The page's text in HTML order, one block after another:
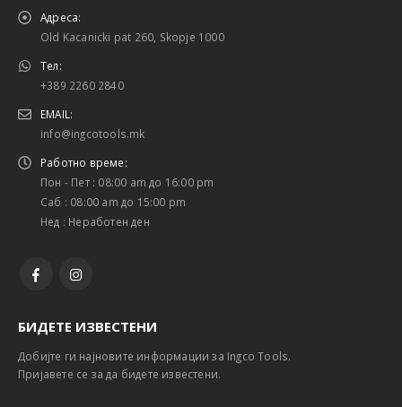
Адреса:
Old Kacanicki pat 260, Skopje 1000
Тел:
+389 2260 2840
EMAIL:
info@ingcotools.mk
Работно време:
Пон - Пет : 08:00 am до 16:00 pm
Саб : 08:00 am до 15:00 pm
Нед : Неработен ден
БИДЕТЕ ИЗВЕСТЕНИ
Добијте ги најновите информации за Ingco Tools.
Пријавете се за да бидете известени.